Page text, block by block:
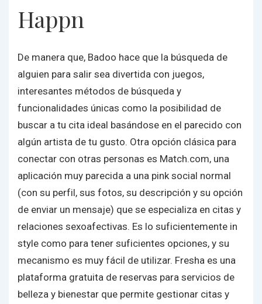
Happn
De manera que, Badoo hace que la búsqueda de
alguien para salir sea divertida con juegos,
interesantes métodos de búsqueda y
funcionalidades únicas como la posibilidad de
buscar a tu cita ideal basándose en el parecido con
algún artista de tu gusto. Otra opción clásica para
conectar con otras personas es Match.com, una
aplicación muy parecida a una pink social normal
(con su perfil, sus fotos, su descripción y su opción
de enviar un mensaje) que se especializa en citas y
relaciones sexoafectivas. Es lo suficientemente in
style como para tener suficientes opciones, y su
mecanismo es muy fácil de utilizar. Fresha es una
plataforma gratuita de reservas para servicios de
belleza y bienestar que permite gestionar citas y